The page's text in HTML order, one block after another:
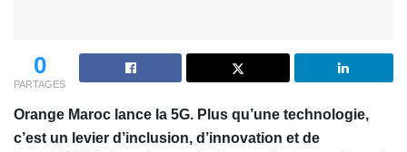
0
PARTAGES
Orange Maroc lance la 5G. Plus qu’une technologie,
c’est un levier d’inclusion, d’innovation et de